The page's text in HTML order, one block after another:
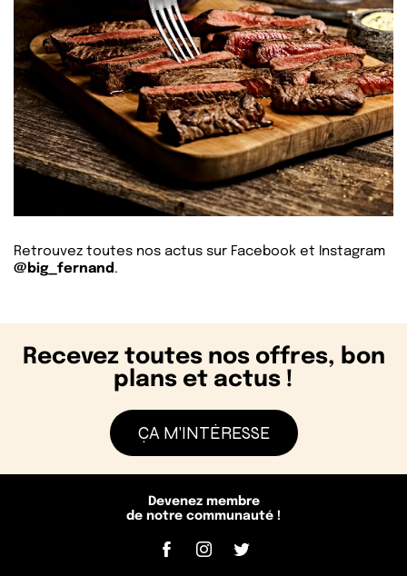
Retrouvez toutes nos actus sur Facebook et Instagram
@big_fernand.
Recevez toutes nos offres, bon
plans et actus !
ÇA M'INTÉRESSE
Devenez membre
de notre communauté !